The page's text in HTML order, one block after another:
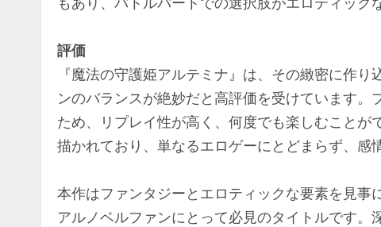
評価
『魔法の守護姫アルテミナ』は、その緻密に作
ンのバランスが絶妙だと高評価を受けています
ため、リプレイ性が高く、何度でも楽しむことが
描かれており、単なるエロゲーにとどまらず、感
本作はファンタジーとエロティックな要素を見
アルノベルファンにとって必見のタイトルです